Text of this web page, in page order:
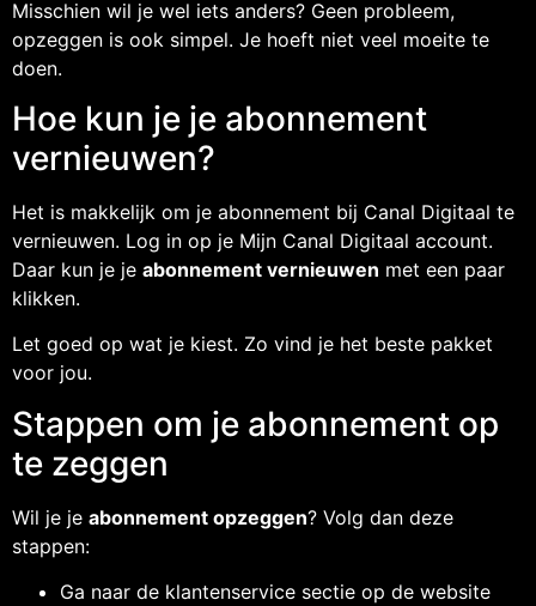
Misschien wil je wel iets anders? Geen probleem,
opzeggen is ook simpel. Je hoeft niet veel moeite te
doen.
Hoe kun je je abonnement
vernieuwen?
Het is makkelijk om je abonnement bij Canal Digitaal te
vernieuwen. Log in op je Mijn Canal Digitaal account.
Daar kun je je abonnement vernieuwen met een paar
klikken.
Let goed op wat je kiest. Zo vind je het beste pakket
voor jou.
Stappen om je abonnement op
te zeggen
Wil je je abonnement opzeggen? Volg dan deze
stappen:
Ga naar de klantenservice sectie op de website